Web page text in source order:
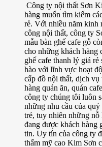
Công ty nội thất Sơn
hàng muốn tìm kiếm
rẻ. Với nhiều năm kinh
công nội thất, công ty
mẫu bàn ghế cafe gỗ
cho những khách hàng
ghế cafe thanh lý giá
hào với lĩnh vực hoạt
cấp đồ nội thất, dịch
hàng quán ăn, quán
công ty chúng tôi luôn
những nhu cầu của
trẻ, tuy nhiên những
đang được khách hàng
tin. Uy tín của công ty
thẩm mỹ cao Kim Sơn